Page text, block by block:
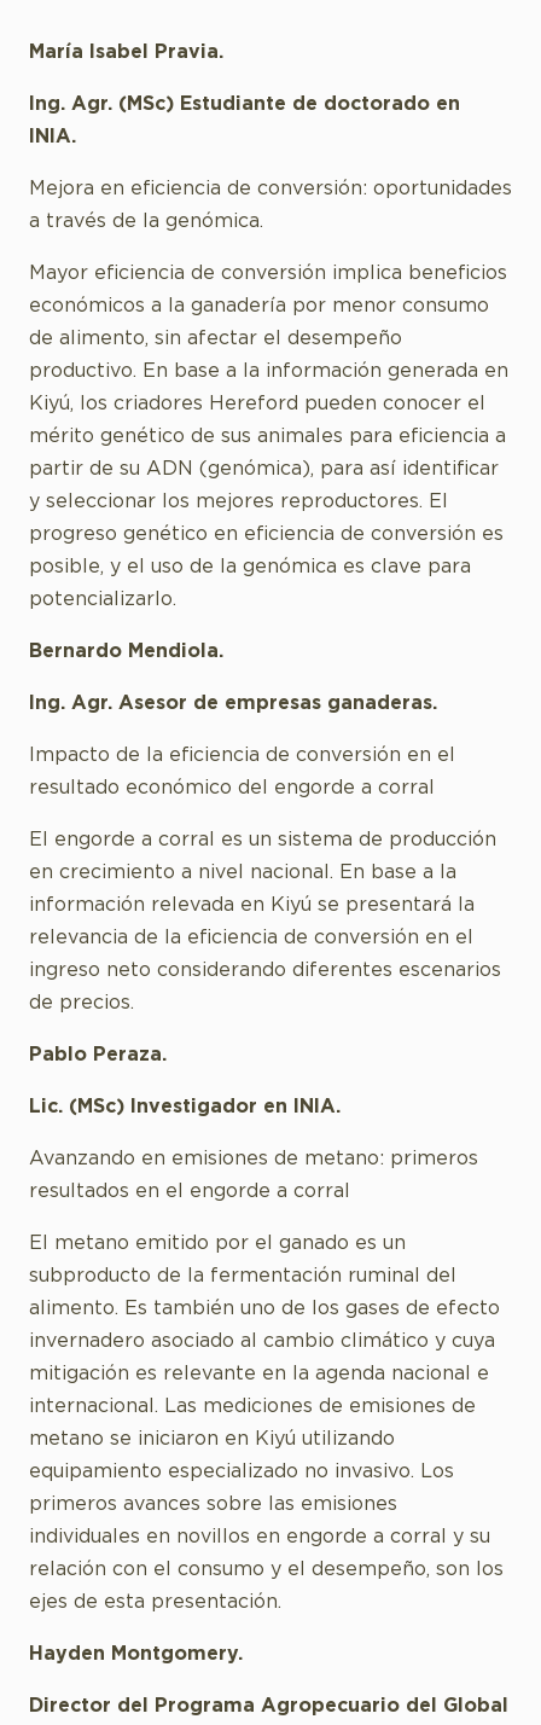
María Isabel Pravia.
Ing. Agr. (MSc) Estudiante de doctorado en
INIA.
Mejora en eficiencia de conversión: oportunidades
a través de la genómica.
Mayor eficiencia de conversión implica beneficios
económicos a la ganadería por menor consumo
de alimento, sin afectar el desempeño
productivo. En base a la información generada en
Kiyú, los criadores Hereford pueden conocer el
mérito genético de sus animales para eficiencia a
partir de su ADN (genómica), para así identificar
y seleccionar los mejores reproductores. El
progreso genético en eficiencia de conversión es
posible, y el uso de la genómica es clave para
potencializarlo.
Bernardo Mendiola.
Ing. Agr. Asesor de empresas ganaderas.
Impacto de la eficiencia de conversión en el
resultado económico del engorde a corral
El engorde a corral es un sistema de producción
en crecimiento a nivel nacional. En base a la
información relevada en Kiyú se presentará la
relevancia de la eficiencia de conversión en el
ingreso neto considerando diferentes escenarios
de precios.
Pablo Peraza.
Lic. (MSc) Investigador en INIA.
Avanzando en emisiones de metano: primeros
resultados en el engorde a corral
El metano emitido por el ganado es un
subproducto de la fermentación ruminal del
alimento. Es también uno de los gases de efecto
invernadero asociado al cambio climático y cuya
mitigación es relevante en la agenda nacional e
internacional. Las mediciones de emisiones de
metano se iniciaron en Kiyú utilizando
equipamiento especializado no invasivo. Los
primeros avances sobre las emisiones
individuales en novillos en engorde a corral y su
relación con el consumo y el desempeño, son los
ejes de esta presentación.
Hayden Montgomery.
Director del Programa Agropecuario del Global